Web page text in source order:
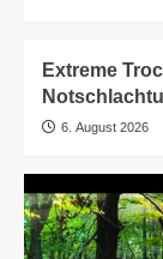
Extreme
6. August 2026